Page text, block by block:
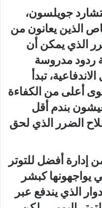
جويلسون،
الذين يعانون من
الذي يمكن أن
ردود مدروسة
تبدأ
أعلى من الكفاءة
بندم أقل
الضرر الذي لحق
إدارة أفضل للتوتر
يواجهونها كبشر
الذي يندفع عبر